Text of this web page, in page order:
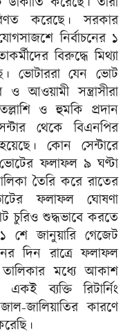
করেছে। সরকার
নির্বাচনের ১
বিরুদ্ধে মিথ্যা
ভোটাররা যেন ভোট
আওয়ামী সন্ত্রাসীরা
ও হুমকি প্রদান
থেকে বিএনপির
কোন সেন্টারে
ফলাফল ৯ ঘণ্টা
তৈরি করে রাতের
ফলাফল ঘোষণা
চুরিও শুদ্ধভাবে করতে
শে জানুয়ারি গেজেট
দিন রাত্রে ফলাফল
মধ্যে আকাশ
ব্যক্তি রিটার্নিং
জালিয়াতির কারণে